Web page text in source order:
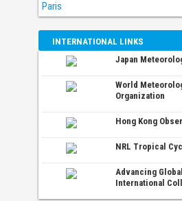
Paris
INTERNATIONAL LINKS
Japan
World
Organization
Hong Kong
NRL Tropical
Advancing
International